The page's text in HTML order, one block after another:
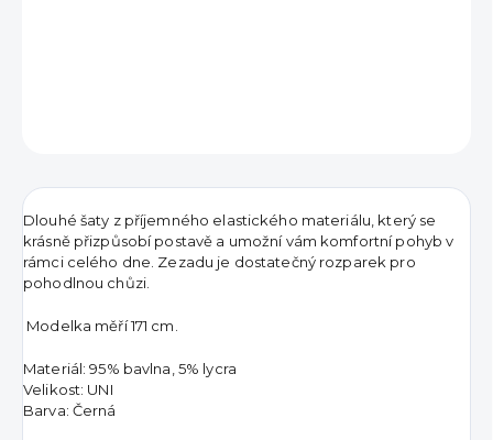
Dlouhé šaty z příjemného elastického materiálu, který se
krásně přizpůsobí postavě a umožní vám komfortní pohyb v
rámci celého dne. Zezadu je dostatečný rozparek pro
pohodlnou chůzi.
Modelka měří 171 cm.
Materiál: 95% bavlna, 5% lycra
Velikost: UNI
Barva: Černá